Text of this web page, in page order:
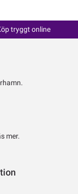
tryggt online
mer.